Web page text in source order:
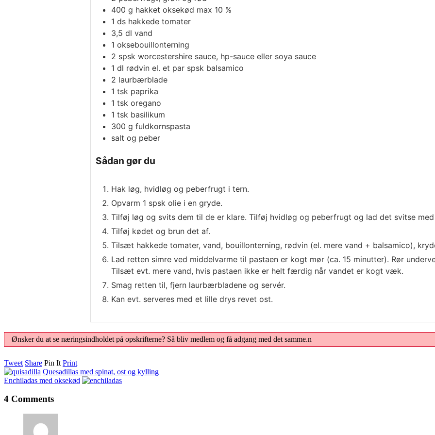
400 g hakket oksekød max 10 %
1 ds hakkede tomater
3,5 dl vand
1 oksebouillonterning
2 spsk worcestershire sauce, hp-sauce eller soya sauce
1 dl rødvin el. et par spsk balsamico
2 laurbærblade
1 tsk paprika
1 tsk oregano
1 tsk basilikum
300 g fuldkornspasta
salt og peber
Sådan gør du
Hak løg, hvidløg og peberfrugt i tern.
Opvarm 1 spsk olie i en gryde.
Tilføj løg og svits dem til de er klare. Tilføj hvidløg og peberfrugt og lad det svitse
Tilføj kødet og brun det af.
Tilsæt hakkede tomater, vand, bouillonterning, rødvin (el. mere vand + balsamico),
Lad retten simre ved middelvarme til pastaen er kogt mør (ca. 15 minutter). Rør
Tilsæt evt. mere vand, hvis pastaen ikke er helt færdig når vandet er kogt væk.
Smag retten til, fjern laurbærbladene og servér.
Kan evt. serveres med et lille drys revet ost.
Ønsker du at se næringsindholdet på opskrifterne? Så bliv medlem og få adgang med det samme.n
Tweet Share Pin It Print
Quesadillas med spinat, ost og kylling
Enchiladas med oksekød
4 Comments